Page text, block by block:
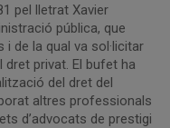
pel lletrat Xavier
pública, que
de la qual va sol·licitar
dret privat. El bufet ha
del dret del
altres professionals
d’advocats de prestigi